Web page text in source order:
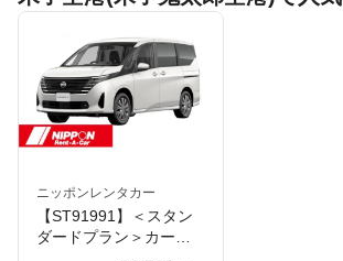
ニッポンレンタカー
【ST91991】＜スタン
ダードプラン＞カーナ